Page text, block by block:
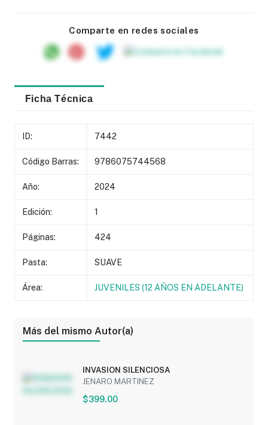
Comparte en redes sociales
Ficha Técnica
ID: 7442
Código Barras: 9786075744568
Año: 2024
Edición: 1
Páginas: 424
Pasta: SUAVE
Área: JUVENILES (12 AÑOS EN ADELANTE)
Más del mismo Autor(a)
INVASION SILENCIOSA
JENARO MARTINEZ
$399.00